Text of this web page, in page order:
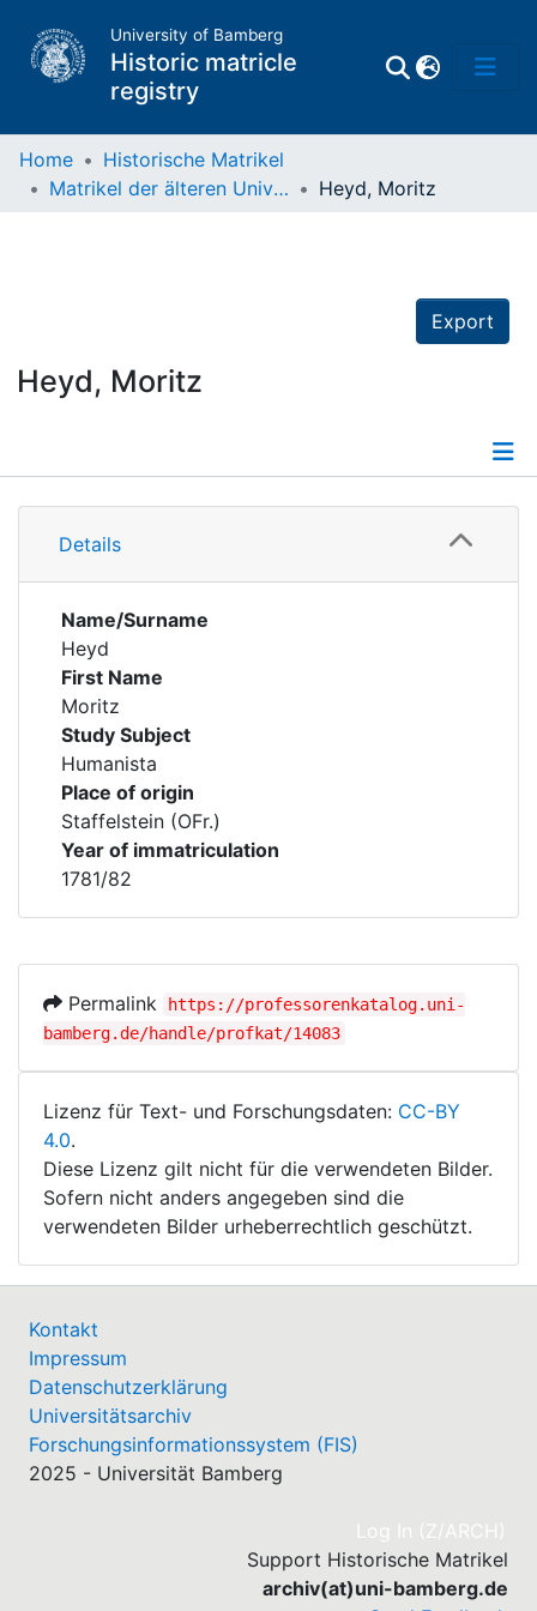
University of Bamberg
Historic matricle
registry
Home
Historische Matrikel
Matrikel der älteren Universität
Heyd, Moritz
Export
Heyd, Moritz
Details
Details
Name/Surname
Heyd
First Name
Moritz
Study Subject
Humanista
Place of origin
Staffelstein (OFr.)
Year of immatriculation
1781/82
Permalink
https://professorenkatalog.uni-
bamberg.de/handle/profkat/14083
Lizenz für Text- und Forschungsdaten: CC-BY
4.0.
Diese Lizenz gilt nicht für die verwendeten Bilder.
Sofern nicht anders angegeben sind die
verwendeten Bilder urheberrechtlich geschützt.
Kontakt
Impressum
Datenschutzerklärung
Universitätsarchiv
Forschungsinformationssystem (FIS)
2025 - Universität Bamberg
Log In (Z/ARCH)
Support Historische Matrikel
archiv(at)uni-bamberg.de